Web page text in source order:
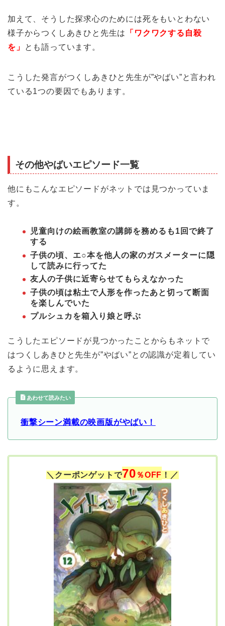
加えて、そうした探求心のためには死をもいとわない
様子からつくしあきひと先生は
「ワクワクする自殺
を」
とも語っています。
こうした発言がつくしあきひと先生が”やばい”と言われ
ている1つの要因でもあります。
その他やばいエピソード一覧
他にもこんなエピソードがネットでは見つかっていま
す。
児童向けの絵画教室の講師を務めるも1回で終了
する
子供の頃、エ○本を他人の家のガスメーターに隠
して読みに行ってた
友人の子供に近寄らせてもらえなかった
子供の頃は粘土で人形を作ったあと切って断面
を楽しんでいた
プルシュカを箱入り娘と呼ぶ
こうしたエピソードが見つかったことからもネットで
はつくしあきひと先生が”やばい”との認識が定着してい
るように思えます。
あわせて読みたい
衝撃シーン満載の映画版がやばい！
＼クーポンゲットで70 ％OFF ！／